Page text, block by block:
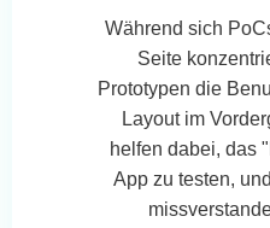
Während sich
Seite
Prototypen die
Layout im
helfen dabei, das
App zu testen,